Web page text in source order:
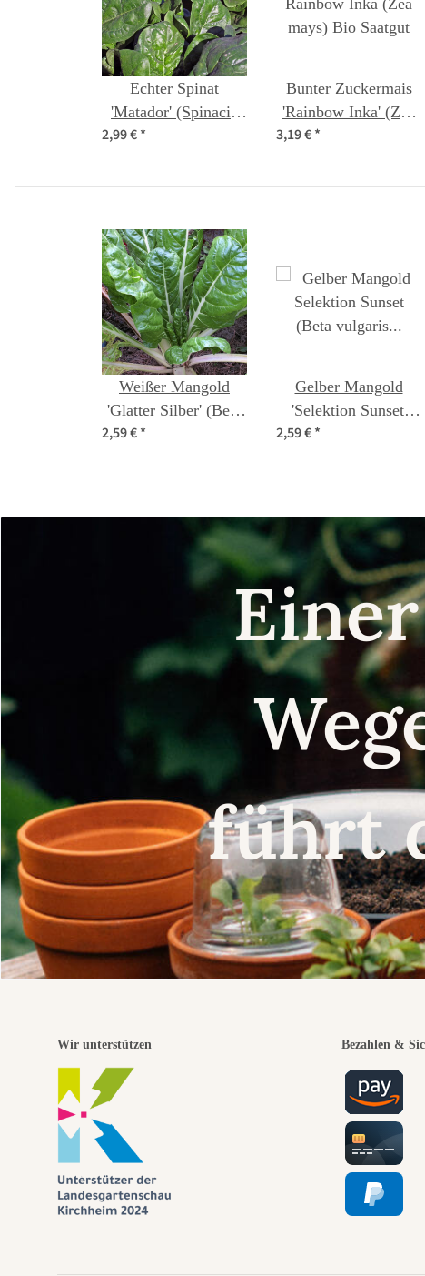
Echter Spinat
'Matador' (Spinacia
oleracea) Bio Saatgut
2,99 €*
Bunter Zuckermais
'Rainbow Inka' (Zea
mays) Bio Saatgut
3,19 €*
Weißer Mangold
'Glatter Silber' (Beta
vulgaris) Bio Saatgut
2,59 €*
Gelber Mangold
'Selektion Sunset'
(Beta vulgaris
2,59 €*
führt
Wir unterstützen Bezahlen &